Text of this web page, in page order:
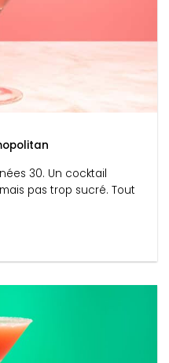
30. Un cocktail
pas trop sucré. Tout